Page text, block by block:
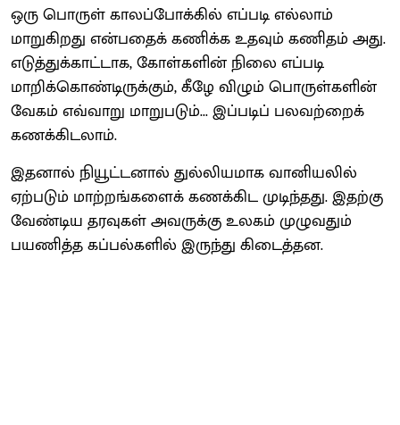
ஒரு பொருள் காலப்போக்கில் எப்படி எல்லாம்
மாறுகிறது என்பதைக் கணிக்க உதவும் கணிதம் அது.
எடுத்துக்காட்டாக, கோள்களின் நிலை எப்படி
மாறிக்கொண்டிருக்கும், கீழே விழும் பொருள்களின்
வேகம் எவ்வாறு மாறுபடும்... இப்படிப் பலவற்றைக்
கணக்கிடலாம்.
இதனால் நியூட்டனால் துல்லியமாக வானியலில்
ஏற்படும் மாற்றங்களைக் கணக்கிட முடிந்தது. இதற்கு
வேண்டிய தரவுகள் அவருக்கு உலகம் முழுவதும்
பயணித்த கப்பல்களில் இருந்து கிடைத்தன.